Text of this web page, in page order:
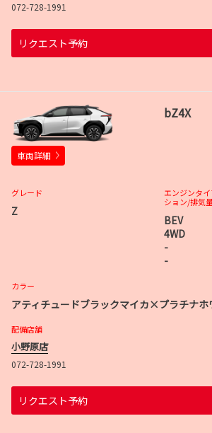
072-728-1991
リクエスト予約
bZ4X
車両詳細
グレード
Z
エンジンタ
ション/排気
BEV
4WD
-
-
カラー
アティチュードブラックマイカ×プラチナホ
配備店舗
小野原店
072-728-1991
リクエスト予約